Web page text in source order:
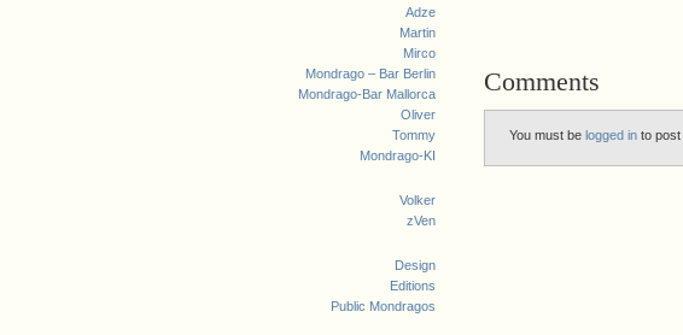
Adze
Martin
Mirco
Mondrago – Bar Berlin
Mondrago-Bar Mallorca
Oliver
Tommy
Mondrago-KI
Volker
zVen
Design
Editions
Public Mondragos
Comments
You must be logged in to post